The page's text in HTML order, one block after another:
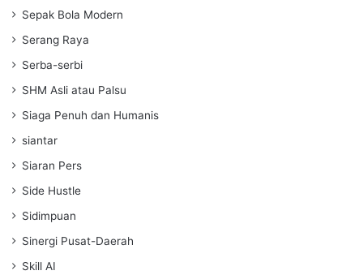
Sepak Bola Modern
Serang Raya
Serba-serbi
SHM Asli atau Palsu
Siaga Penuh dan Humanis
siantar
Siaran Pers
Side Hustle
Sidimpuan
Sinergi Pusat-Daerah
Skill AI